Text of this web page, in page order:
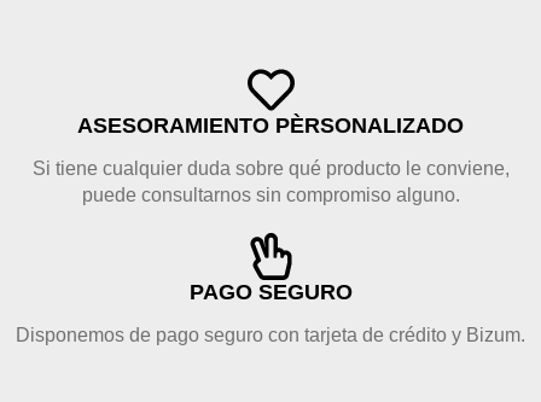
ASESORAMIENTO PÈRSONALIZADO
Si tiene cualquier duda sobre qué producto le conviene,
puede consultarnos sin compromiso alguno.
PAGO SEGURO
Disponemos de pago seguro con tarjeta de crédito y Bizum.